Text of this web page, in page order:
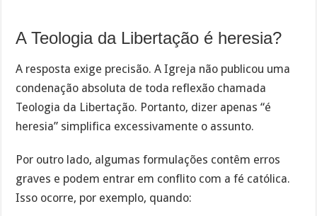
A Teologia da Libertação é heresia?
A resposta exige precisão. A Igreja não publicou uma
condenação absoluta de toda reflexão chamada
Teologia da Libertação. Portanto, dizer apenas “é
heresia” simplifica excessivamente o assunto.
Por outro lado, algumas formulações contêm erros
graves e podem entrar em conflito com a fé católica.
Isso ocorre, por exemplo, quando: